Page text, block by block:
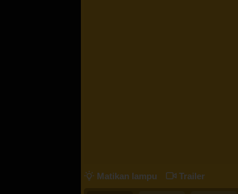
Matikan lampu Trailer